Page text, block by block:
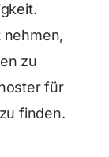
nehmen,
zu
für
finden.